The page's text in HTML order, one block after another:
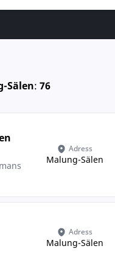
Sälen: 76
Adress
Malung-Sälen
Adress
Malung-Sälen